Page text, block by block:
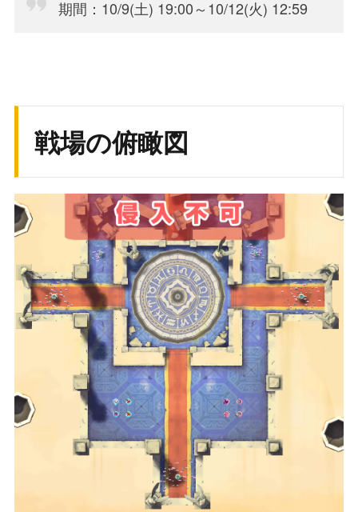
期間：10/9(土) 19:00～10/12(火) 12:59
戦場の俯瞰図